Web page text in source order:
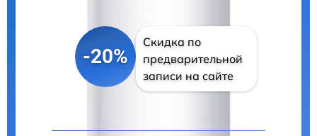
-20%
Скидка по
предварительной
записи на сайте